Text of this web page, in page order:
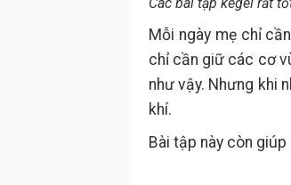
Mỗi ngày mẹ chỉ
chỉ cần giữ các cơ
như vậy. Nhưng khi
khí.
Bài tập này còn